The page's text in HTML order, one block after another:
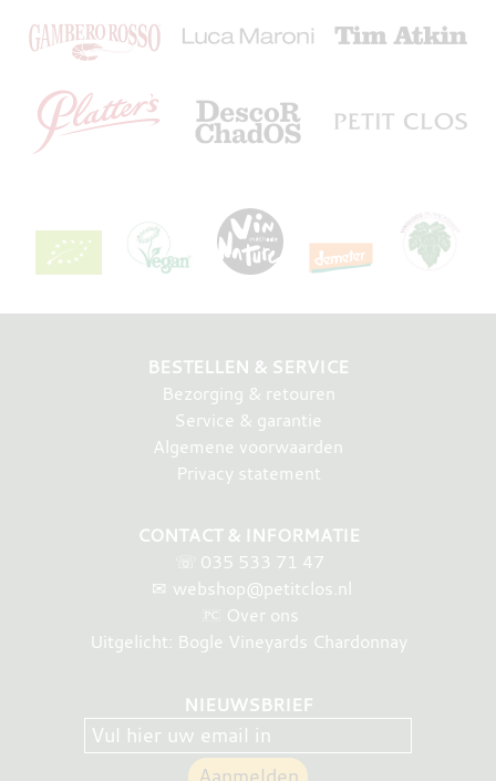
BESTELLEN & SERVICE
Bezorging & retouren
Service & garantie
Algemene voorwaarden
Privacy statement
CONTACT & INFORMATIE
☏ 035 533 71 47
✉ webshop@petitclos.nl
Over ons
Uitgelicht: Bogle Vineyards Chardonnay
NIEUWSBRIEF